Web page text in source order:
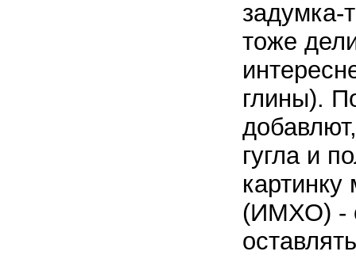
задумка-
тоже
глины).
гугла и
(ИМХО) -